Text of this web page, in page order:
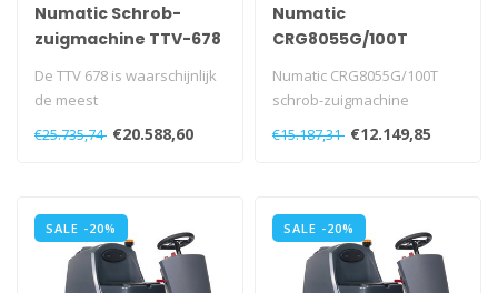
Numatic Schrob-
zuigmachine TTV-678
De TTV 678 is waarschijnlijk
de meest
gebruiksvriendelijke
machine van het momen..
€25.735,74 €20.588,60
Numatic
CRG8055G/100T
Numatic CRG8055G/100T
schrob-zuigmachine
€15.187,31 €12.149,85
SALE -20% SALE -20%